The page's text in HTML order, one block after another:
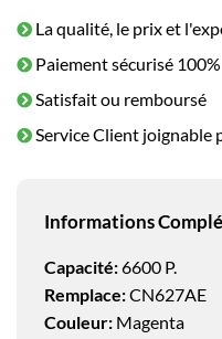
La qualité, le prix et
Paiement sécurisé 100%
Satisfait ou remboursé
Service Client joignable
Informations
Capacité:6600 P.
Remplace:CN627AE
Couleur: Magenta